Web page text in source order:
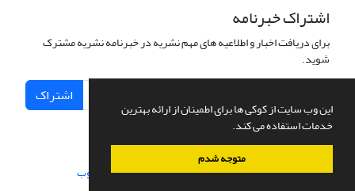
این وب سایت از کوکی ها برای اطمینان از ارائه بهترین
خدمات استفاده می کند.
متوجه شدم
اشتراک خبرنامه
برای دریافت اخبار و اطلاعیه های مهم نشریه در خبرنامه نشریه مشترک
شوید.
اشتراک
سامانه مدیریت نشریات علمی.طراحی و پیاده سازی از سیناوب